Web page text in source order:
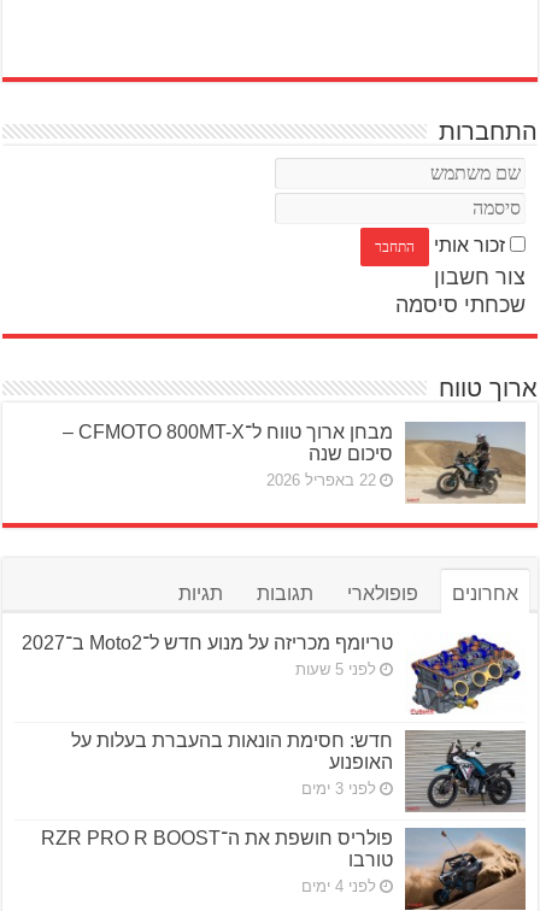
התחברות
זכור אותי
צור חשבון
שכחתי סיסמה
ארוך טווח
מבחן ארוך טווח ל־CFMOTO 800MT-X –
סיכום שנה
22 באפריל 2026
אחרונים פופולארי תגובות תגיות
טריומף מכריזה על מנוע חדש ל־Moto2 ב־2027
לפני 5 שעות
חדש: חסימת הונאות בהעברת בעלות על
האופנוע
לפני 3 ימים
פולריס חושפת את ה־RZR PRO R BOOST
טורבו
לפני 4 ימים